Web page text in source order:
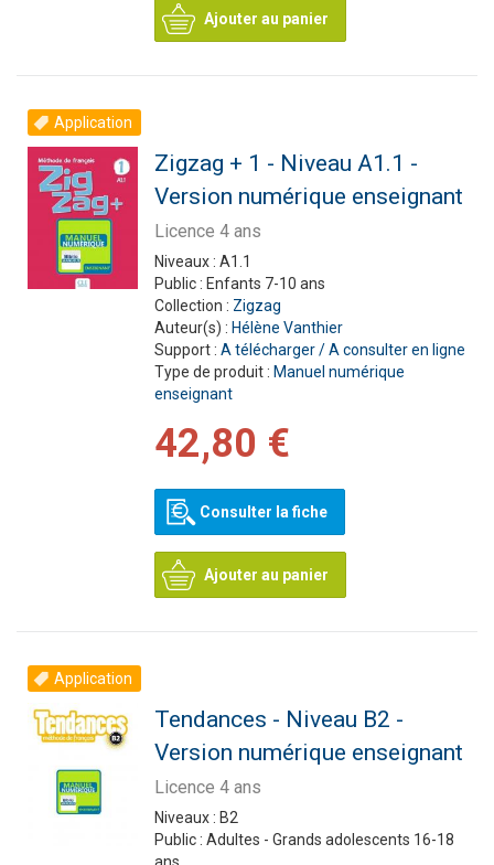
Ajouter au panier
Application
Zigzag + 1 - Niveau A1.1 -
Version numérique enseignant
Licence 4 ans
Niveaux : A1.1
Public : Enfants 7-10 ans
Collection : Zigzag
Auteur(s) : Hélène Vanthier
Support : A télécharger / A consulter en ligne
Type de produit : Manuel numérique
enseignant
42,80 €
Consulter la fiche
Ajouter au panier
Application
Tendances - Niveau B2 -
Version numérique enseignant
Licence 4 ans
Niveaux : B2
Public : Adultes - Grands adolescents 16-18